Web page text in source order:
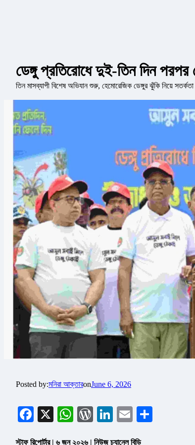
ডেঙ্গু প্রতিরোধে দুই-তিন দিন পরপর
তিন মাসব্যাপী বিশেষ অভিযান শুরু, হেমোরেজিক ডেঙ্গুর ঝুঁকি নিয়ে সতর্কতা
Posted by:মনিরা আক্তারonJune 6, 2026
Facebook
X WhatsApp
WordPress
LinkedIn
Email
স্টাফ রিপোর্টার | ৬ জুন ২০২৬ | নিউজ চ্যানেল বিডি